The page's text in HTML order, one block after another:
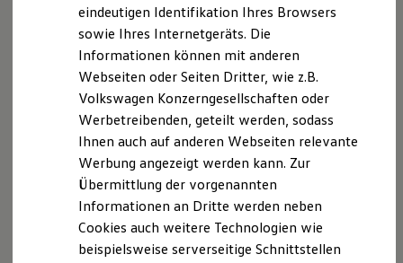
Lifestyle Shop
T-Roc Kollektion
Golf Kollektion
Volkswagen Kollektion
R-Kollektion
GTI Kollektion
Fußball Drop
we drive football
#wedriveproud
Besitzer und Service
myVolkswagen
Software Updates
Service und Ersatzteile
Inspektion und HU/AU
Nutzungsbedingungen
Datenschutzerklärungen
Cookie-Richtlinie
Lizenzhinweise Dritter
Angaben zum Digital Services Act (DSA)
EU Data Act
Produktsicherheitsinformationen
Vertrag Widerrufen
Disclaimer von Volkswagen AG
eindeutigen Identifikation Ihres Browsers
sowie Ihres Internetgeräts. Die
Informationen können mit anderen
Webseiten oder Seiten Dritter, wie z.B.
Volkswagen Konzerngesellschaften oder
Werbetreibenden, geteilt werden, sodass
Ihnen auch auf anderen Webseiten relevante
Werbung angezeigt werden kann. Zur
Übermittlung der vorgenannten
Informationen an Dritte werden neben
Cookies auch weitere Technologien wie
beispielsweise serverseitige Schnittstellen